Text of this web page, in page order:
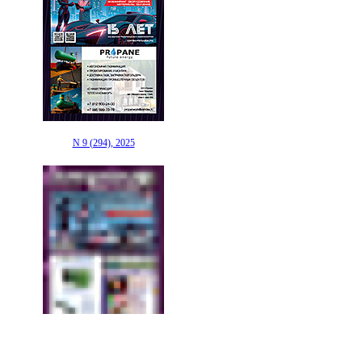
N 9 (294), 2025